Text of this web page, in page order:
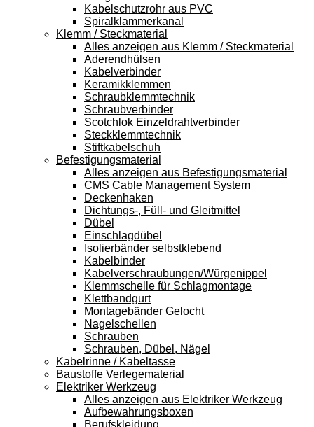
Kabelschutzrohr aus PVC
Spiralklammerkanal
Klemm / Steckmaterial
Alles anzeigen aus Klemm / Steckmaterial
Aderendhülsen
Kabelverbinder
Keramikklemmen
Schraubklemmtechnik
Schraubverbinder
Scotchlok Einzeldrahtverbinder
Steckklemmtechnik
Stiftkabelschuh
Befestigungsmaterial
Alles anzeigen aus Befestigungsmaterial
CMS Cable Management System
Deckenhaken
Dichtungs-, Füll- und Gleitmittel
Dübel
Einschlagdübel
Isolierbänder selbstklebend
Kabelbinder
Kabelverschraubungen/Würgenippel
Klemmschelle für Schlagmontage
Klettbandgurt
Montagebänder Gelocht
Nagelschellen
Schrauben
Schrauben, Dübel, Nägel
Kabelrinne / Kabeltasse
Baustoffe Verlegematerial
Elektriker Werkzeug
Alles anzeigen aus Elektriker Werkzeug
Aufbewahrungsboxen
Berufskleidung